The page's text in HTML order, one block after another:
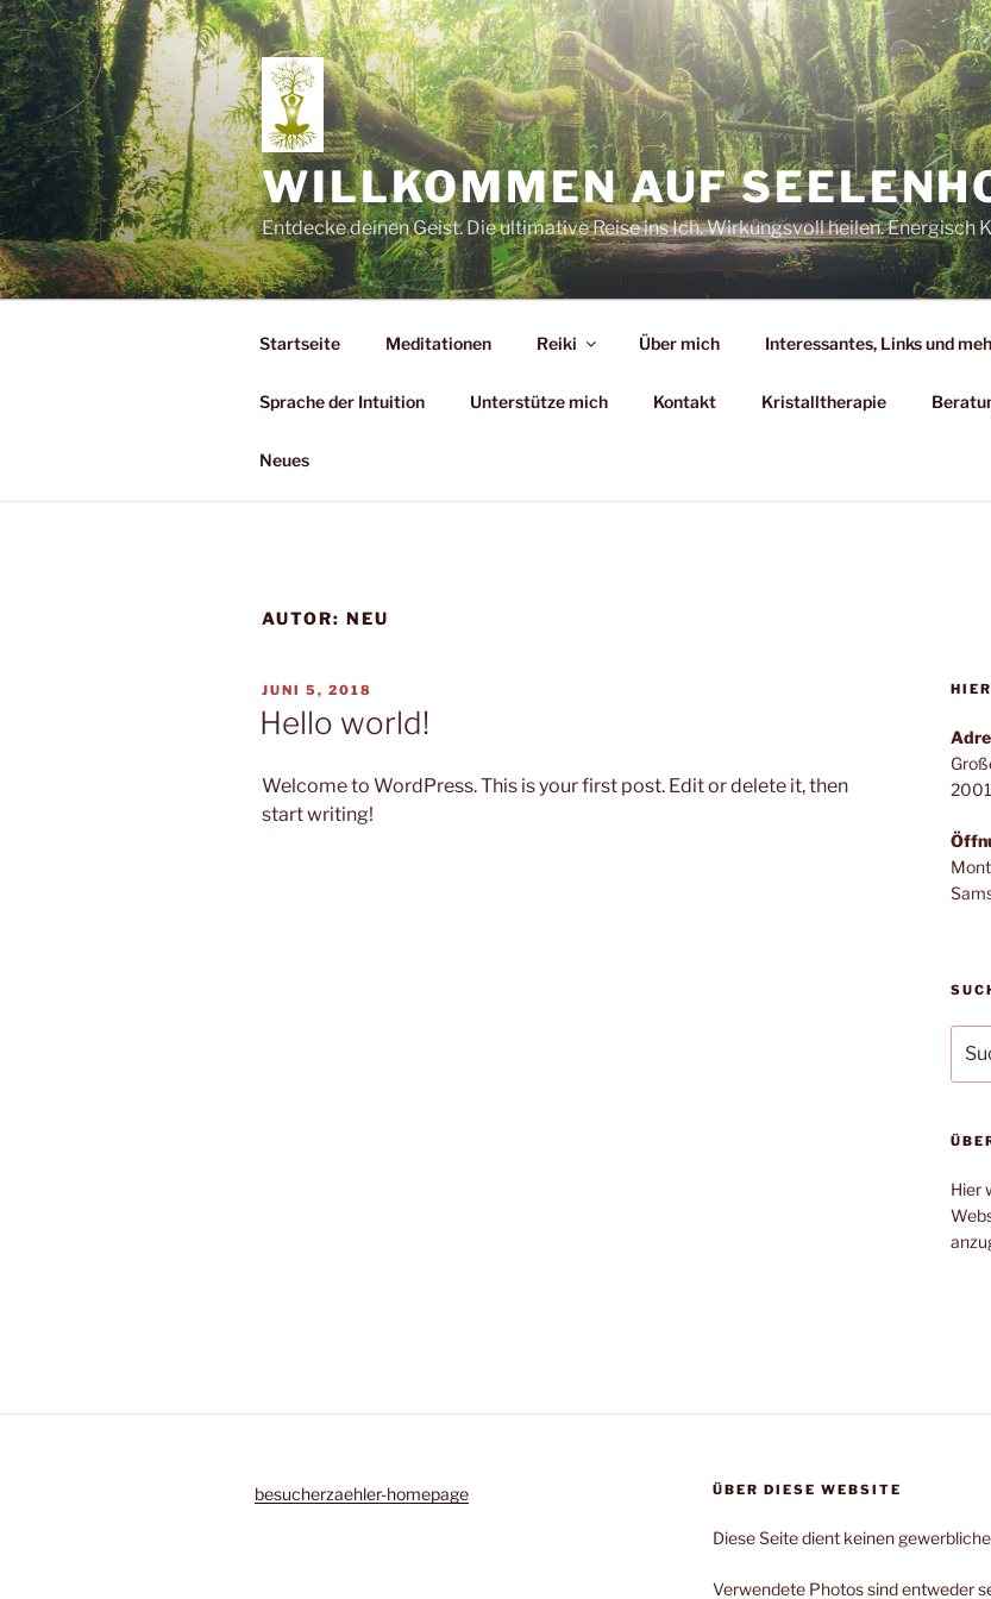
Zum
Inhalt
springen
WILLKOMMEN AUF
Entdecke deinen Geist. Die ultimative Reise ins Ich. Wirkungsvoll heilen. Energisch
Startseite Meditationen Reiki Über mich Interessantes, Links und
Sprache der Intuition Unterstütze mich Kontakt Kristalltherapie
Neues
AUTOR: NEU
VERÖFFENTLICHT
AM
JUNI 5, 2018
Hello world!
Welcome to WordPress. This is your first post. Edit or delete it, then
start writing!
nach:
Hier
besucherzaehler-homepage ÜBER DIESE WEBSITE
Diese Seite dient keinen
Verwendete Photos sind entweder